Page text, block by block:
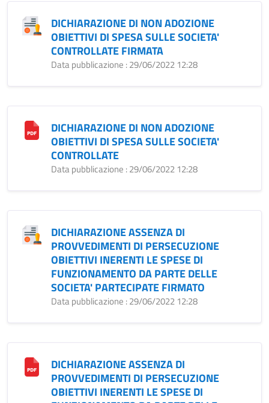
DICHIARAZIONE DI NON ADOZIONE
OBIETTIVI DI SPESA SULLE SOCIETA'
CONTROLLATE FIRMATA
Data pubblicazione : 29/06/2022 12:28
DICHIARAZIONE DI NON ADOZIONE
OBIETTIVI DI SPESA SULLE SOCIETA'
CONTROLLATE
Data pubblicazione : 29/06/2022 12:28
DICHIARAZIONE ASSENZA DI
PROVVEDIMENTI DI PERSECUZIONE
OBIETTIVI INERENTI LE SPESE DI
FUNZIONAMENTO DA PARTE DELLE
SOCIETA' PARTECIPATE FIRMATO
Data pubblicazione : 29/06/2022 12:28
DICHIARAZIONE ASSENZA DI
PROVVEDIMENTI DI PERSECUZIONE
OBIETTIVI INERENTI LE SPESE DI